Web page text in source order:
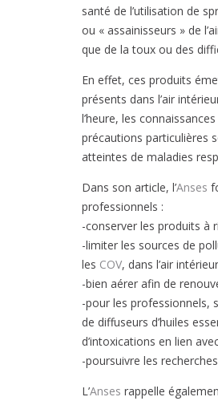
santé de l’utilisation de
ou « assainisseurs » de
que de la toux ou des
En effet, ces produits
présents dans l’air
l’heure, les
précautions particulières
atteintes de maladies
Dans son article, l’Anses
professionnels :
-conserver les produits à
-limiter les sources de
les COV, dans l’air
-bien aérer afin de
-pour les professionnels,
de diffuseurs d’huiles
d’intoxications en lien
-poursuivre les
L’Anses rappelle